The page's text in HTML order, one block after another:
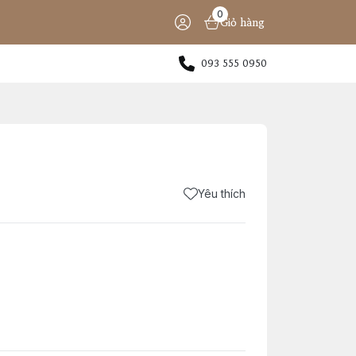
0
Giỏ hàng
093 555 0950
Yêu thích